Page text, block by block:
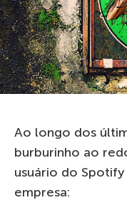
Ao longo dos
burburinho ao
usuário do
empresa: